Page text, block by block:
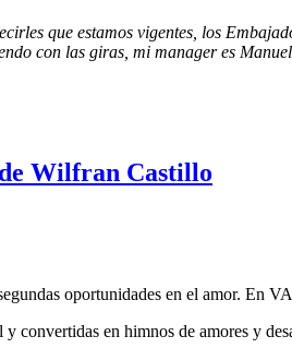
que estamos vigentes, los
con las giras, mi manager es
Wilfran Castillo
oportunidades en el amor. En
convertidas en himnos de amores y